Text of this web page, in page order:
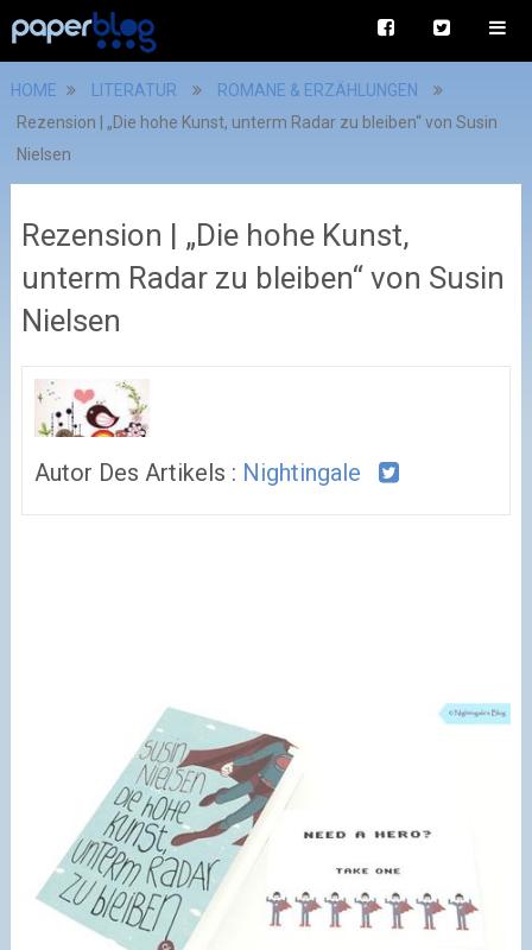
HOME LITERATUR
ROMANE & ERZÄHLUNGEN
Rezension | „Die hohe Kunst, unterm Radar zu bleiben“ von Susin
Nielsen
Rezension | „Die hohe Kunst,
unterm Radar zu bleiben“ von Susin
Nielsen
Autor Des Artikels : Nightingale